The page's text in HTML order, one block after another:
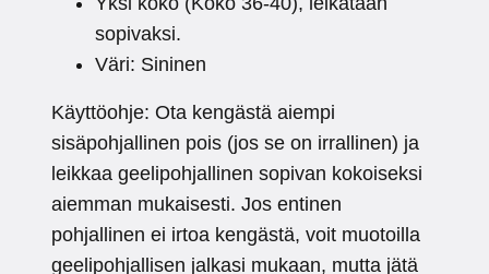
sopivaksi.
Väri: Sininen
Käyttöohje: Ota kengästä aiempi
sisäpohjallinen pois (jos se on irrallinen) ja
leikkaa geelipohjallinen sopivan kokoiseksi
aiemman mukaisesti. Jos entinen
pohjallinen ei irtoa kengästä, voit muotoilla
geelipohjallisen jalkasi mukaan, mutta jätä